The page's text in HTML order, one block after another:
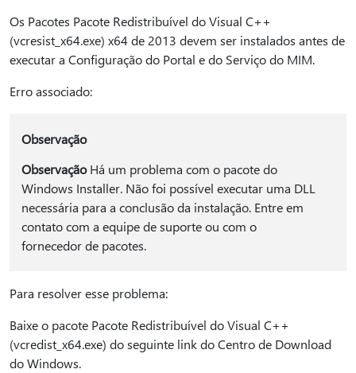
Os Pacotes Pacote Redistribuível do Visual C++
(vcresist_x64.exe) x64 de 2013 devem ser instalados antes de
executar a Configuração do Portal e do Serviço do MIM.
Erro associado:
Observação
ObservaçãoHá um problema com o pacote do
Windows Installer. Não foi possível executar uma DLL
necessária para a conclusão da instalação. Entre em
contato com a equipe de suporte ou com o
fornecedor de pacotes.
Para resolver esse problema:
Baixe o pacote Pacote Redistribuível do Visual C++
(vcredist_x64.exe) do seguinte link do Centro de Download
do Windows.